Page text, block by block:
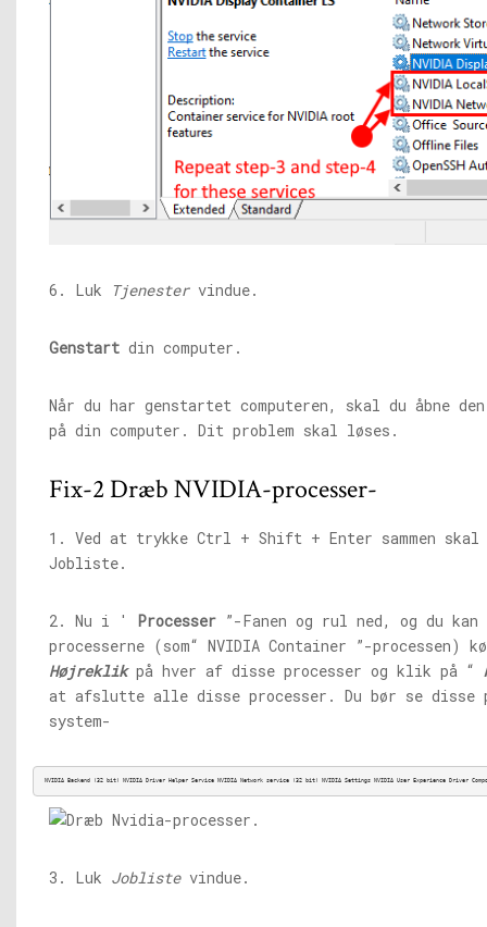
6. Luk Tjenestervindue.
Genstart din computer.
Når du har genstartet computeren, skal du åbne
på din computer. Dit problem skal løses.
Fix-2 Dræb NVIDIA-processer-
1. Ved at trykke Ctrl + Shift + Enter sammen skal
Jobliste.
2. Nu i ' Processer ”-Fanen og rul ned, og du kan
processerne (som“ NVIDIA Container ”-processen)
Højreklik på hver af disse processer og klik på “
at afslutte alle disse processer. Du bør se disse
system-
NVIDIA Backend (32 bit) NVIDIA Driver Helper Service NVIDIA Network service (32 bit) NVIDIA Settings NVIDIA User Experience Driver
3. Luk Joblistevindue.